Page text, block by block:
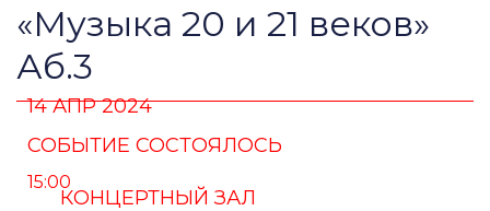
«Музыка 20 и 21 веков»
Аб.3
14 АПР 2024
СОБЫТИЕ СОСТОЯЛОСЬ
15:00
КОНЦЕРТНЫЙ ЗАЛ